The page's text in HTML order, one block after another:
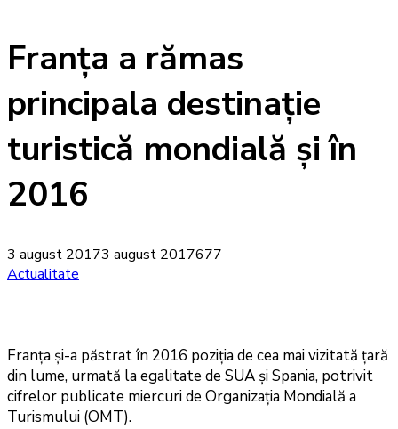
Franța a rămas
principala destinație
turistică mondială și în
2016
3 august 20173 august 2017677
Actualitate
Franța și-a păstrat în 2016 poziția de cea mai vizitată țară
din lume, urmată la egalitate de SUA și Spania, potrivit
cifrelor publicate miercuri de Organizația Mondială a
Turismului (OMT).